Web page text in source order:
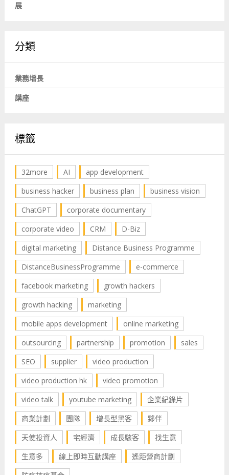
展
分類
業務增長
講座
標籤
32more AI
app development
business hacker
business plan
business vision
ChatGPT
corporate documentary
corporate video
CRM
D-Biz
digital marketing
Distance Business Programme
DistanceBusinessProgramme
e-commerce
facebook marketing
growth hackers
growth hacking
marketing
mobile apps development
online marketing
outsourcing
partnership promotion
sales
SEO
supplier
video production
video production hk
video promotion
video talk
youtube marketing
企業紀錄片
商業計劃
團隊 增長型黑客
夥伴
天使投資人
宅經濟 成長駭客
找生意
生意多
線上即時互動講座
遙距營商計劃